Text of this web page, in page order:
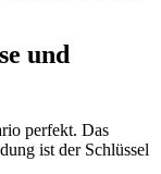
und
perfekt. Das
ist der Schlüssel